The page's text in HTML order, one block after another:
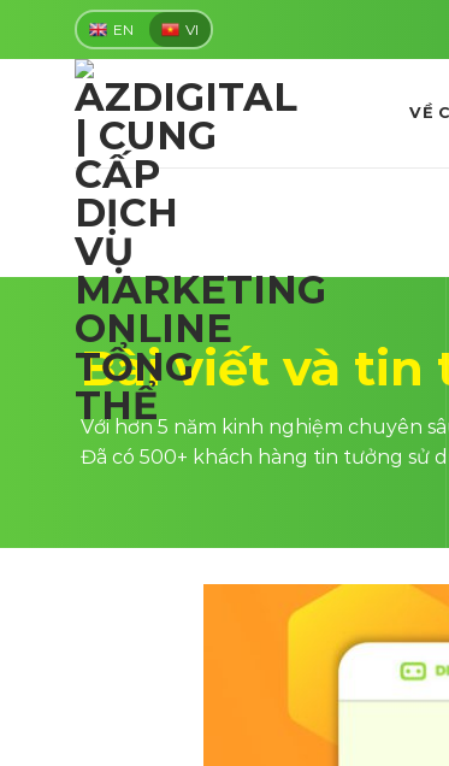
content
EN VI
VỀ
Bài viết và tin
Với hơn 5 năm kinh nghiệm chuyên
Đã có 500+ khách hàng tin tưởng sử